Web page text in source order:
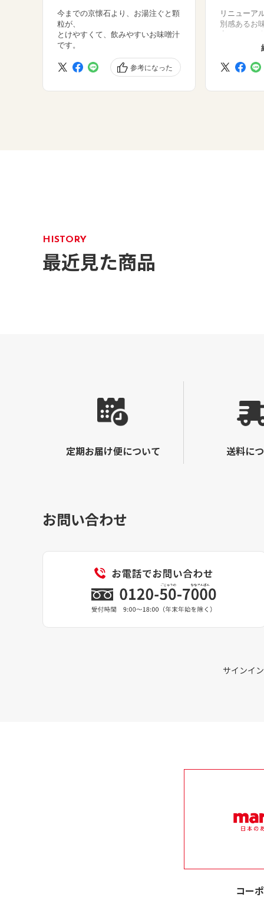
今までの京懐石より、お湯注ぐと顆
粒が、
とけやすくて、飲みやすいお味噌汁
です。
参考になった
リニューア
別感あるお
変わるのか
ったので
わらずの
豆腐には驚
HISTORY
最近見た商品
定期お届け便について 送料に
お問い合わせ
サインイン
コー